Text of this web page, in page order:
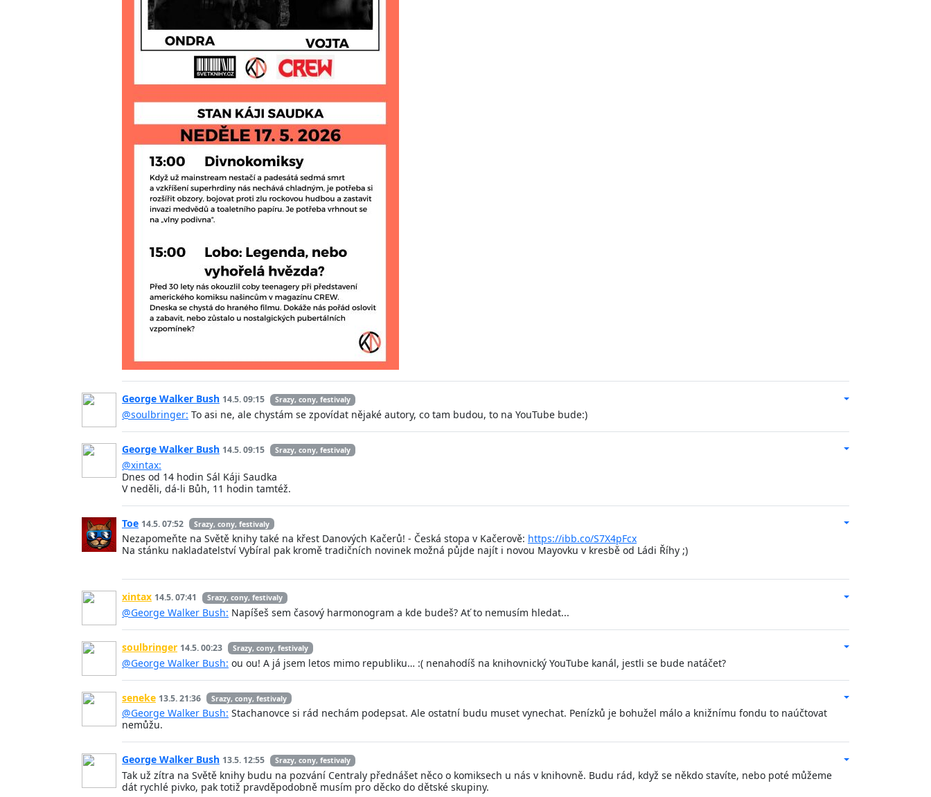
George Walker Bush 14.5. 09:15 Srazy, cony, festivaly
@soulbringer: To asi ne, ale chystám se zpovídat nějaké autory, co tam budou, to na YouTube bude:)
George Walker Bush 14.5. 09:15 Srazy, cony, festivaly
@xintax:
Dnes od 14 hodin Sál Káji Saudka
V neděli, dá-li Bůh, 11 hodin tamtéž.
Toe 14.5. 07:52 Srazy, cony, festivaly
Nezapomeňte na Světě knihy také na křest Danových Kačerů! - Česká stopa v Kačerově: https://ibb.co/S7X4pFcx
Na stánku nakladatelství Vybíral pak kromě tradičních novinek možná půjde najít i novou Mayovku v kresbě od Ládi Říhy ;)
xintax 14.5. 07:41 Srazy, cony, festivaly
@George Walker Bush: Napíšeš sem časový harmonogram a kde budeš? Ať to nemusím hledat...
soulbringer 14.5. 00:23 Srazy, cony, festivaly
@George Walker Bush: ou ou! A já jsem letos mimo republiku… :( nenahodíš na knihovnický YouTube kanál, jestli se bude natáčet?
seneke 13.5. 21:36 Srazy, cony, festivaly
@George Walker Bush: Stachanovce si rád nechám podepsat. Ale ostatní budu muset vynechat. Penízků je bohužel málo a knižnímu fondu to naúčtovat
nemůžu.
George Walker Bush 13.5. 12:55 Srazy, cony, festivaly
Tak už zítra na Světě knihy budu na pozvání Centraly přednášet něco o komiksech u nás v knihovně. Budu rád, když se někdo stavíte, nebo poté můžeme
dát rychlé pivko, pak totiž pravděpodobně musím pro děcko do dětské skupiny.